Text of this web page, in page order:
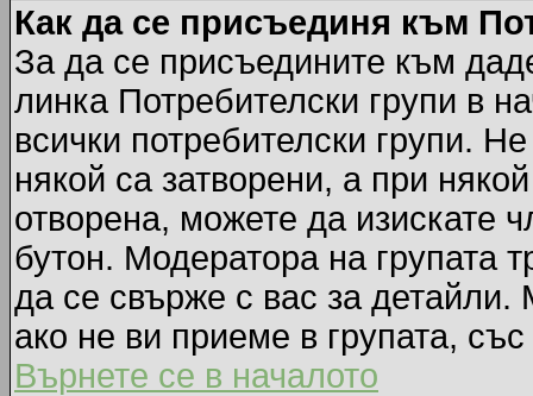
Как да се присъединя към
За да се присъедините към
линка Потребителски групи в
всички потребителски групи.
някой са затворени, а при
отворена, можете да изискате
бутон. Модератора на групата
да се свърже с вас за
ако не ви приеме в групата,
Върнете се в началото